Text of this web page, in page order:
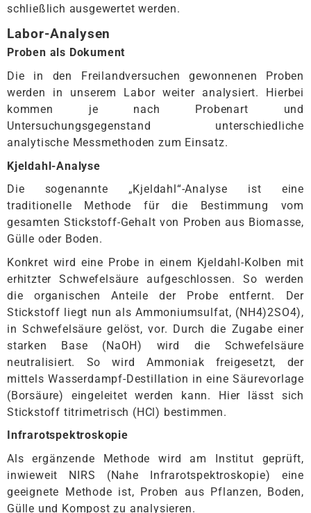
schließlich ausgewertet werden.
Labor-Analysen
Proben als Dokument
Die in den Freilandversuchen gewonnenen Proben
werden in unserem Labor weiter analysiert. Hierbei
kommen je nach Probenart und
Untersuchungsgegenstand unterschiedliche
analytische Messmethoden zum Einsatz.
Kjeldahl-Analyse
Die sogenannte „Kjeldahl“-Analyse ist eine
traditionelle Methode für die Bestimmung vom
gesamten Stickstoff-Gehalt von Proben aus Biomasse,
Gülle oder Boden.
Konkret wird eine Probe in einem Kjeldahl-Kolben mit
erhitzter Schwefelsäure aufgeschlossen. So werden
die organischen Anteile der Probe entfernt. Der
Stickstoff liegt nun als Ammoniumsulfat, (NH4)2SO4),
in Schwefelsäure gelöst, vor. Durch die Zugabe einer
starken Base (NaOH) wird die Schwefelsäure
neutralisiert. So wird Ammoniak freigesetzt, der
mittels Wasserdampf-Destillation in eine Säurevorlage
(Borsäure) eingeleitet werden kann. Hier lässt sich
Stickstoff titrimetrisch (HCl) bestimmen.
Infrarotspektroskopie
Als ergänzende Methode wird am Institut geprüft,
inwieweit NIRS (Nahe Infrarotspektroskopie) eine
geeignete Methode ist, Proben aus Pflanzen, Boden,
Gülle und Kompost zu analysieren.